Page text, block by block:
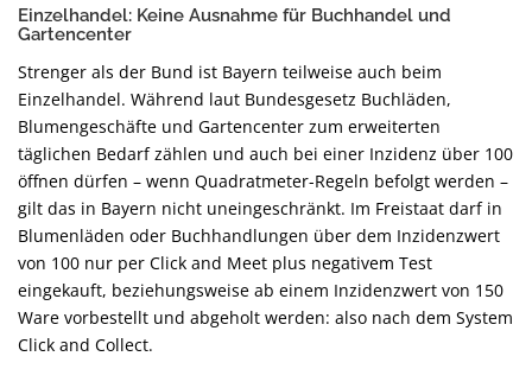
Einzelhandel: Keine Ausnahme für Buchhandel und
Gartencenter
Strenger als der Bund ist Bayern teilweise auch beim
Einzelhandel. Während laut Bundesgesetz Buchläden,
Blumengeschäfte und Gartencenter zum erweiterten
täglichen Bedarf zählen und auch bei einer Inzidenz über 100
öffnen dürfen – wenn Quadratmeter-Regeln befolgt werden –
gilt das in Bayern nicht uneingeschränkt. Im Freistaat darf in
Blumenläden oder Buchhandlungen über dem Inzidenzwert
von 100 nur per Click and Meet plus negativem Test
eingekauft, beziehungsweise ab einem Inzidenzwert von 150
Ware vorbestellt und abgeholt werden: also nach dem System
Click and Collect.